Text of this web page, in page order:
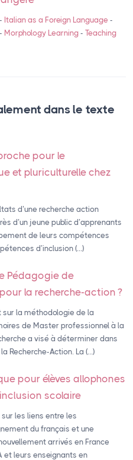
- Italian as a Foreign Language -
- Morphology Learning - Teaching
dans le texte
pour le
et pluriculturelle chez
d’une recherche action
d’un jeune public d’apprenants
de leurs compétences
d’inclusion (…)
Pédagogie de
la recherche-action ?
sur la méthodologie de la
de Master professionnel à la
a visé à déterminer dans
Recherche-Action. La (…)
pour élèves allophones
scolaire
les liens entre les
du français et une
arrivés en France
et leurs enseignants en